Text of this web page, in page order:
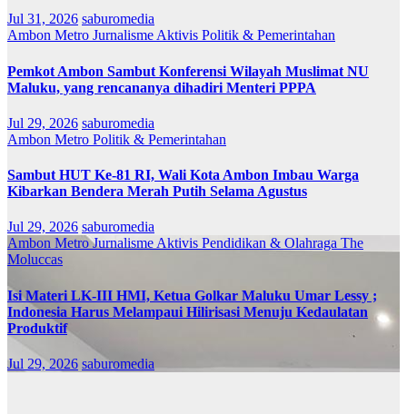
Jul 31, 2026 saburomedia
Ambon Metro Jurnalisme Aktivis Politik & Pemerintahan
Pemkot Ambon Sambut Konferensi Wilayah Muslimat NU
Maluku, yang rencananya dihadiri Menteri PPPA
Jul 29, 2026 saburomedia
Ambon Metro Politik & Pemerintahan
Sambut HUT Ke-81 RI, Wali Kota Ambon Imbau Warga
Kibarkan Bendera Merah Putih Selama Agustus
Jul 29, 2026 saburomedia
Ambon MetroJurnalisme Aktivis Pendidikan & Olahraga The
Moluccas
Isi Materi LK-III HMI, Ketua Golkar Maluku Umar Lessy ;
Indonesia Harus Melampaui Hilirisasi Menuju Kedaulatan
Produktif
Jul 29, 2026 saburomedia